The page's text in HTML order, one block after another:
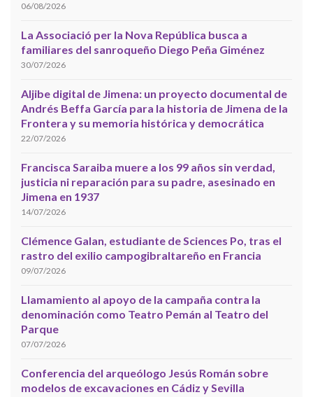
06/08/2026
La Associació per la Nova República busca a
familiares del sanroqueño Diego Peña Giménez
30/07/2026
Aljibe digital de Jimena: un proyecto documental de
Andrés Beffa García para la historia de Jimena de la
Frontera y su memoria histórica y democrática
22/07/2026
Francisca Saraiba muere a los 99 años sin verdad,
justicia ni reparación para su padre, asesinado en
Jimena en 1937
14/07/2026
Clémence Galan, estudiante de Sciences Po, tras el
rastro del exilio campogibraltareño en Francia
09/07/2026
Llamamiento al apoyo de la campaña contra la
denominación como Teatro Pemán al Teatro del
Parque
07/07/2026
Conferencia del arqueólogo Jesús Román sobre
modelos de excavaciones en Cádiz y Sevilla